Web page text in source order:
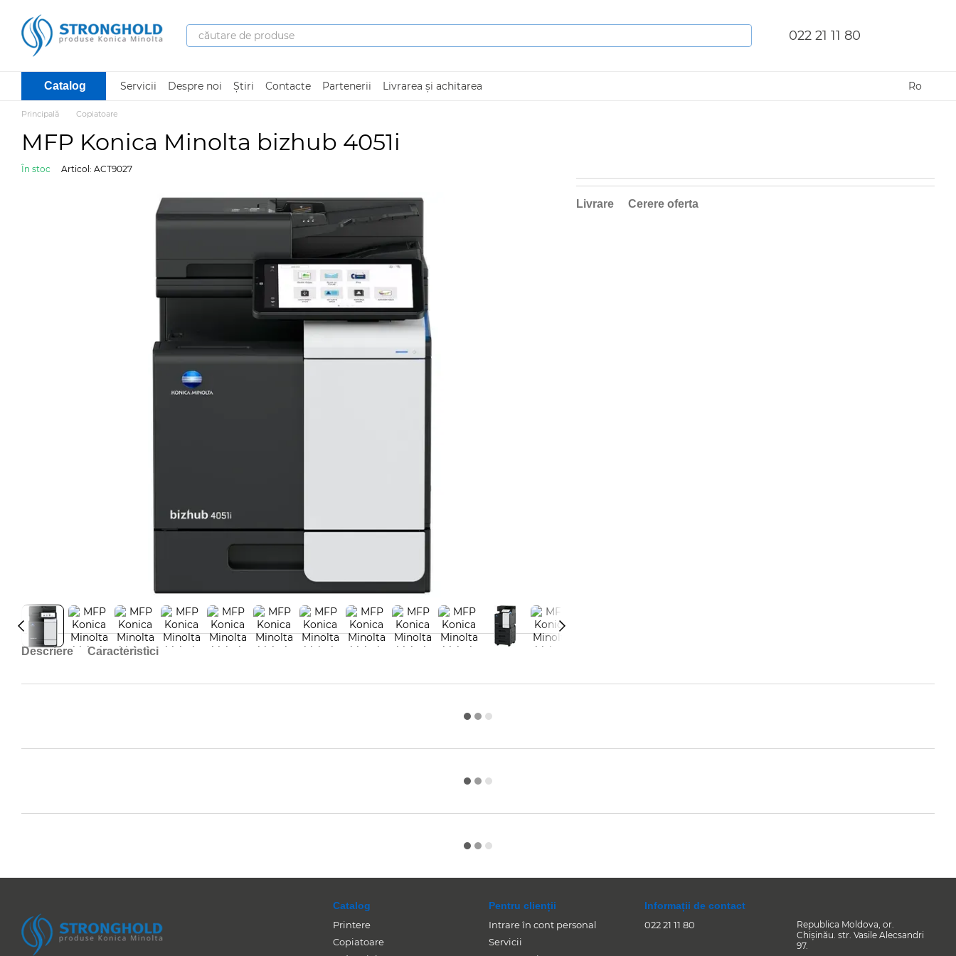
022 21 11 80
Catalog Servicii Despre noi Știri Contacte Partenerii Livrarea și achitarea Ro
Principală Copiatoare
MFP Konica Minolta bizhub 4051i
În stoc Articol: ACT9027
Descriere Caracteristici
Livrare Cerere oferta
Catalog
Printere
Copiatoare
Pentru clienții
Intrare în cont personal
Servicii
Informații de contact
022 21 11 80
Republica Moldova, or.
Chişinău. str. Vasile Alecsandri
97.